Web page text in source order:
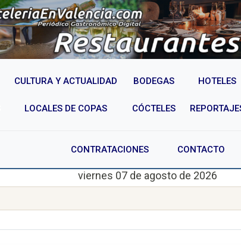
CULTURA Y ACTUALIDAD BODEGAS HOTELES
LOCALES DE COPAS CÓCTELES
CONTRATACIONES CONTACTO
viernes 07 de agosto de 2026